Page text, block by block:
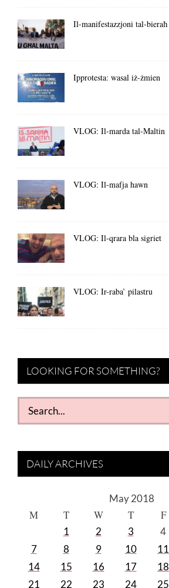
Il-manifestazzjoni tal-bieraħ
Ipprotesta: wasal iż-żmien
VLOG: Il-marda tal-Maltin
VLOG: Il-mafja hawn
VLOG: Il-qrara bla sigriet
VLOG: Ir-raba’ pilastru
LOOKING FOR SOMETHING?
Search
for:
DAILY ARCHIVES
May 2018
M T W T F
1 2 3 4
7
8 9 10 11
14
15 16 17 18
21
22 23 24 25